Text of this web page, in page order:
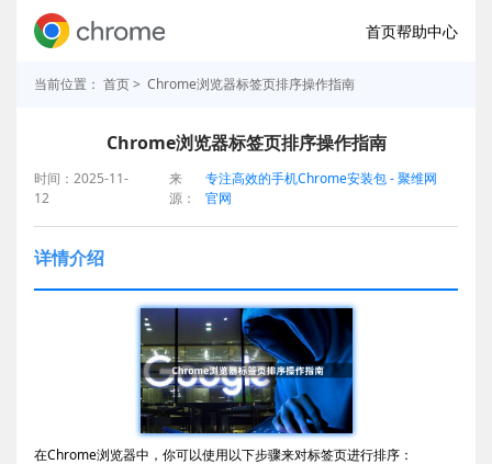
首页帮助中心
当前位置： 首页> Chrome浏览器标签页排序操作指南
Chrome浏览器标签页排序操作指南
时间：2025-11-
12
来
源：
专注高效的手机Chrome安装包 - 聚维网
官网
详情介绍
在Chrome浏览器中，你可以使用以下步骤来对标签页进行排序：